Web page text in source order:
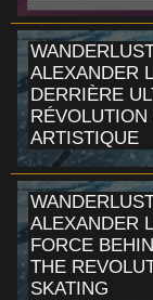
ALEXANDER
DERRIÈRE
ARTISTIQUE
ALEXANDER
FORCE
THE
SKATING